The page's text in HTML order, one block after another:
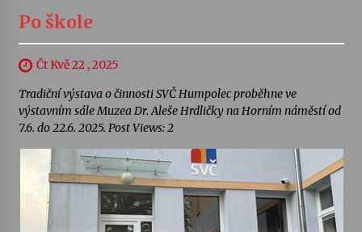
Po škole
Čt Kvě 22 , 2025
Tradiční výstava o činnosti SVČ Humpolec proběhne ve
výstavním sále Muzea Dr. Aleše Hrdličky na Horním náměstí od
7.6. do 22.6. 2025. Post Views: 2